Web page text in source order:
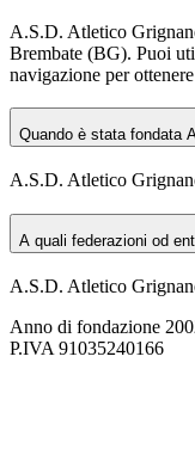
A.S.D. Atletico
Brembate (BG). Puoi
navigazione per
Quando è stata fondata
A.S.D. Atletico
A quali federazioni od
A.S.D. Atletico
Anno di fondazione
P.IVA 91035240166